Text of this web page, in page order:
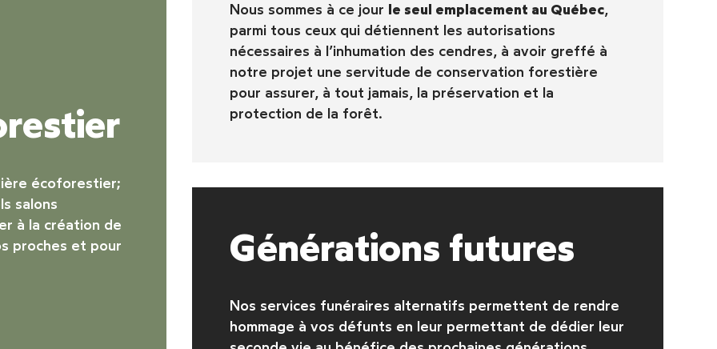
écoforestier;
salons
à la création de
proches et pour
Nous sommes à ce jour le seul emplacement au Québec,
parmi tous ceux qui détiennent les autorisations
nécessaires à l’inhumation des cendres, à avoir greffé à
notre projet une servitude de conservation forestière
pour assurer, à tout jamais, la préservation et la
protection de la forêt.
Générations futures
Nos services funéraires alternatifs permettent de rendre
hommage à vos défunts en leur permettant de dédier leur